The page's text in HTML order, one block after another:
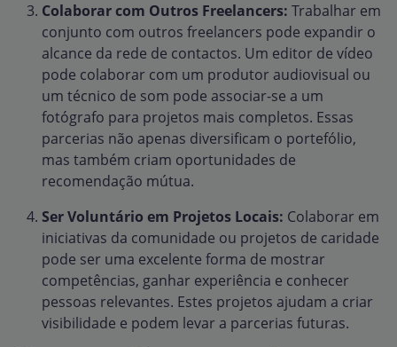
Colaborar com Outros Freelancers: Trabalhar em
conjunto com outros freelancers pode expandir o
alcance da rede de contactos. Um editor de vídeo
pode colaborar com um produtor audiovisual ou
um técnico de som pode associar-se a um
fotógrafo para projetos mais completos. Essas
parcerias não apenas diversificam o portefólio,
mas também criam oportunidades de
recomendação mútua.
Ser Voluntário em Projetos Locais: Colaborar em
iniciativas da comunidade ou projetos de caridade
pode ser uma excelente forma de mostrar
competências, ganhar experiência e conhecer
pessoas relevantes. Estes projetos ajudam a criar
visibilidade e podem levar a parcerias futuras.